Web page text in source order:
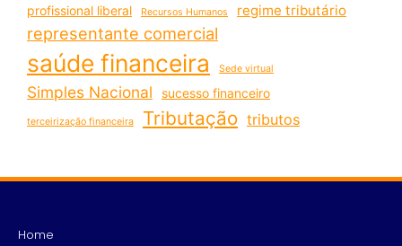
profissional liberal Recursos Humanos regime tributário
representante comercial
saúde financeira Sede virtual
Simples Nacional sucesso financeiro
terceirização financeira Tributação tributos
Home